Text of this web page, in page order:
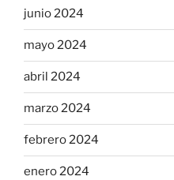
junio 2024
mayo 2024
abril 2024
marzo 2024
febrero 2024
enero 2024